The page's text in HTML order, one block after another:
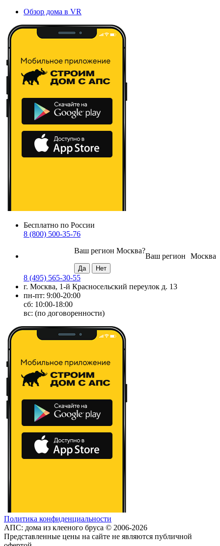
Обзор дома в VR
Бесплатно по России
8 (800) 500-35-76
Москва
Ваш регион
Ваш регион Москва?
8 (495) 565-30-55
г. Москва, 1-й Красносельский переулок д. 13
пн-пт: 9:00-20:00
сб: 10:00-18:00
вс: (по договоренности)
Политика конфиденциальности
АПС: дома из клееного бруса © 2006-2026
Представленные цены на сайте не являются публичной